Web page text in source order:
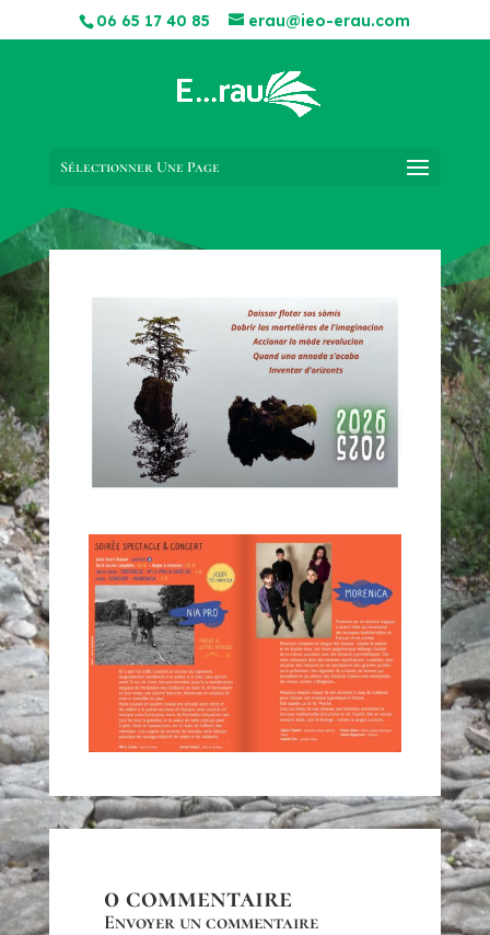
06 65 17 40 85 erau@ieo-erau.com
Sélectionner Une Page
0 commentaire
Envoyer un commentaire